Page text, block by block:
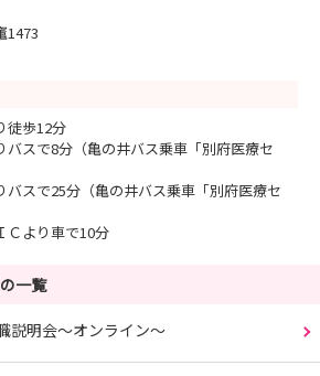
1473
徒歩12分
バスで8分（亀の井バス乗車「別府医療セ
バスで25分（亀の井バス乗車「別府医療セ
Ｃより車で10分
一覧
説明会～オンライン～